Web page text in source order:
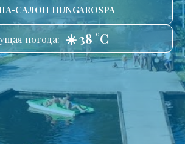
САЛОН HUNGAROSPA
погода: ☀️ 38 °C